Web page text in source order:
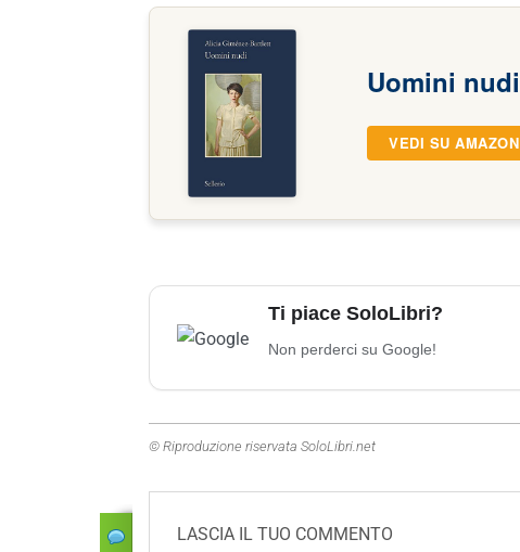
Uomini nudi
VEDI SU AMAZON
Ti piace SoloLibri?
Non perderci su Google!
© Riproduzione riservata SoloLibri.net
LASCIA IL TUO COMMENTO